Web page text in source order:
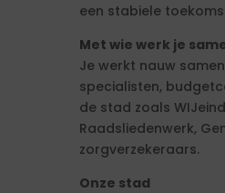
een stabiele
Met wie werk je
Je werkt nauw
specialisten,
de stad zoals
Raadsliedenwerk,
zorgverzekeraars.
Onze stad